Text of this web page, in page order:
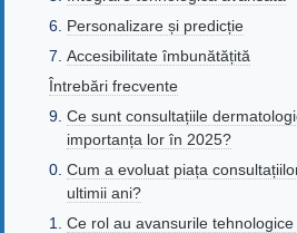
Personalizare și predicție
Accesibilitate îmbunătățită
Întrebări frecvente
Ce sunt consultațiile
importanța lor în 2025?
Cum a evoluat piața
ultimii ani?
Ce rol au avansurile